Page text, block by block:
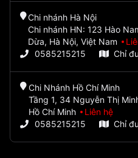
Chi nhánh Hà Nội
Chi nhánh HN: 123 Hào
Dừa, Hà Nội, Việt Nam
0585215215
Chỉ
Chi Nhánh Hồ Chí Minh
Tầng 1, 34 Nguyễn Thị
Hồ Chí Minh
Liên hệ
0585215215
Chỉ